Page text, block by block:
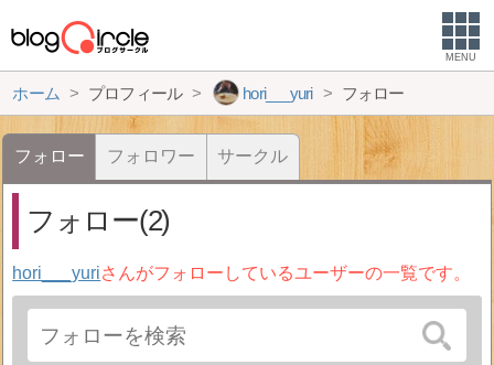
MENU
ホーム プロフィール hori___yuri フォロー
フォロー フォロワー サークル
フォロー(2)
hori___yuriさんがフォローしているユーザーの一覧です。